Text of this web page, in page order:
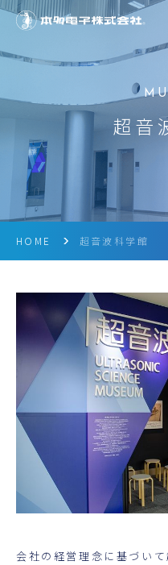
JP EN CN
お
お
超音波の可能性
製品情報
研究開発
企業情報
超音波科学館
超音
HOME 超音波科学館
会社の経営理念に基づい